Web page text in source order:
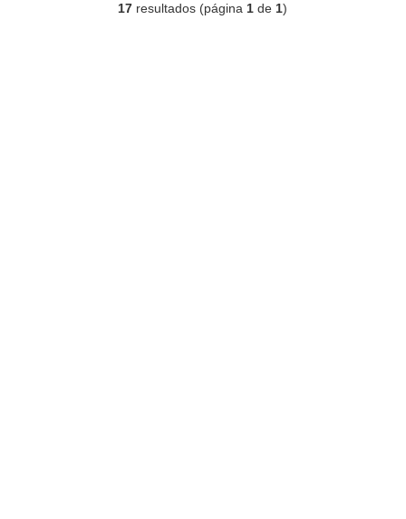
17 resultados (página 1 de 1)